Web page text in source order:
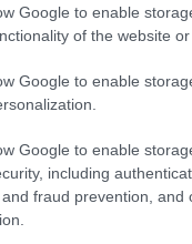
Google to enable
of the website or
Google to enable
Google to enable
including
fraud prevention, and
υψώνει τη φωνή
και τα